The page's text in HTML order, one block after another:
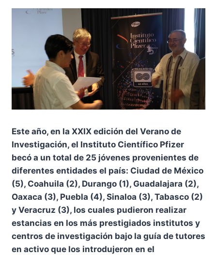
Este año, en la XXIX edición del Verano de
Investigación, el Instituto Científico Pfizer
becó a un total de 25 jóvenes provenientes de
diferentes entidades el país: Ciudad de México
(5), Coahuila (2), Durango (1), Guadalajara (2),
Oaxaca (3), Puebla (4), Sinaloa (3), Tabasco (2)
y Veracruz (3), los cuales pudieron realizar
estancias en los más prestigiados institutos y
centros de investigación bajo la guía de tutores
en activo que los introdujeron en el